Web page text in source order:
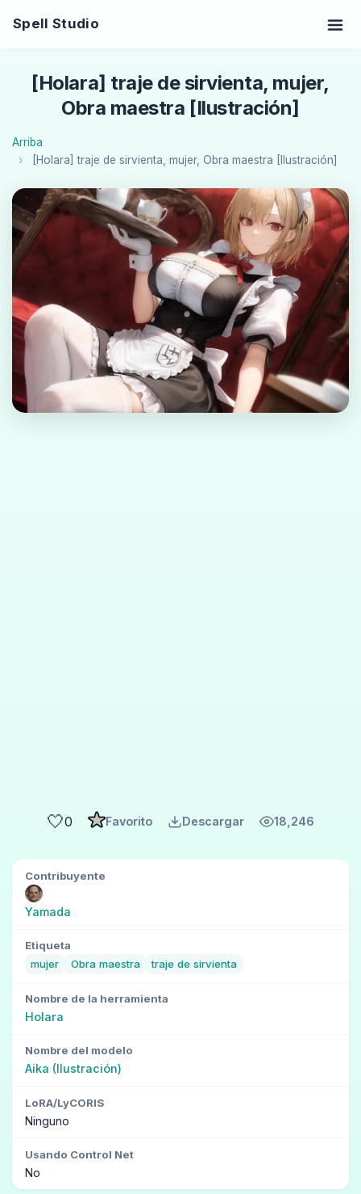
Spell Studio
[Holara] traje de sirvienta, mujer,
Obra maestra [Ilustración]
Arriba
[Holara] traje de sirvienta, mujer, Obra maestra [Ilustración]
🤍0 Favorito Descargar 18,246
Contribuyente
Yamada
Etiqueta
mujer
Obra maestra traje de sirvienta
Nombre de la herramienta
Holara
Nombre del modelo
Aika (Ilustración)
LoRA/LyCORIS
Ninguno
Usando Control Net
No